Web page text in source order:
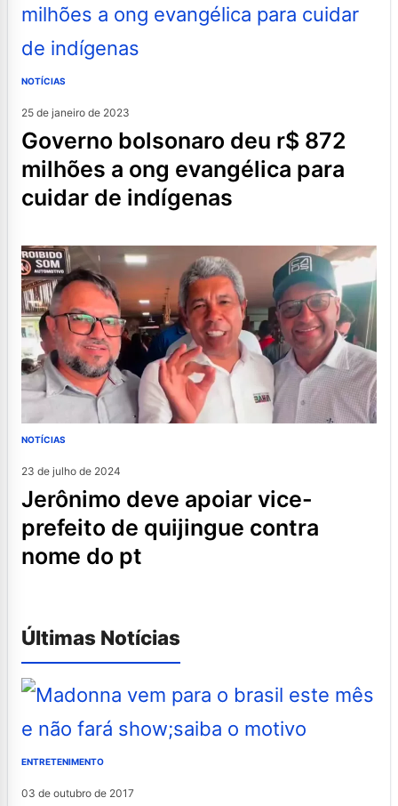
NOTÍCIAS
25 de janeiro de 2023
governo bolsonaro deu r$ 872
milhões a ong evangélica para
cuidar de indígenas
NOTÍCIAS
23 de julho de 2024
jerônimo deve apoiar vice-
prefeito de quijingue contra
nome do pt
Últimas Notícias
ENTRETENIMENTO
03 de outubro de 2017